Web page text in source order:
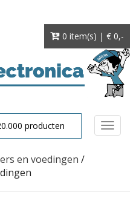
0 item(s) | € 0,-
Toggle
en voedingen /